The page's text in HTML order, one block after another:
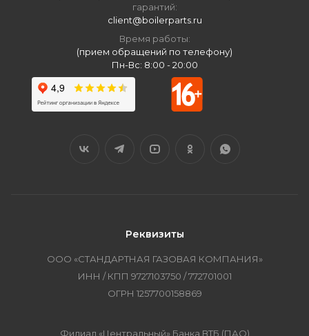
гарантий:
client@boilerparts.ru
Время работы:
(прием обращений по телефону)
Пн-Вс: 8:00 - 20:00
Реквизиты
ООО «СТАНДАРТНАЯ ГАЗОВАЯ КОМПАНИЯ»
ИНН / КПП 9727103750 / 772701001
ОГРН 1257700158869
Филиал «Центральный» Банка ВТБ (ПАО)